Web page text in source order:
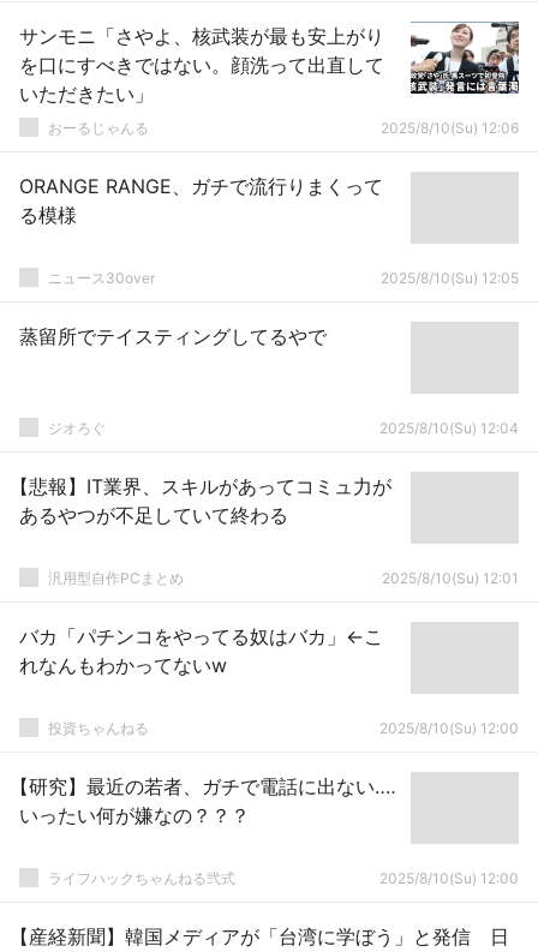
サンモニ「さやよ、核武装が最も安上がり
を口にすべきではない。顔洗って出直して
いただきたい」
おーるじゃんる 2025/8/10(Su) 12:06
ORANGE RANGE、ガチで流行りまくって
る模様
ニュース30over 2025/8/10(Su) 12:05
蒸留所でテイスティングしてるやで
ジオろぐ 2025/8/10(Su) 12:04
【悲報】IT業界、スキルがあってコミュ力が
あるやつが不足していて終わる
汎用型自作PCまとめ 2025/8/10(Su) 12:01
バカ「パチンコをやってる奴はバカ」←こ
れなんもわかってないw
投資ちゃんねる 2025/8/10(Su) 12:00
【研究】最近の若者、ガチで電話に出ない‥‥
いったい何が嫌なの？？？
ライフハックちゃんねる弐式 2025/8/10(Su) 12:00
【産経新聞】韓国メディアが「台湾に学ぼう」と発信 日